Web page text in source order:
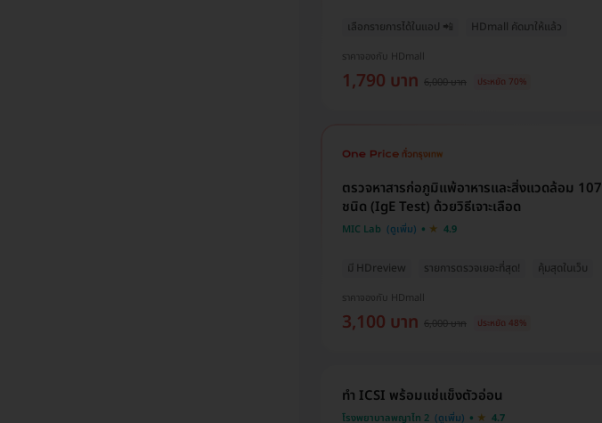
เลือกรายการได้ในแอป 📲 HDmall คัดมาให้แล้ว
ราคาจองกับ HDmall
1,790 บาท 6,000 บาท ประหยัด 70%
มี HDreview รายการตรวจเยอะที่สุด! คุ้มสุดในเว็บ
ตรวจหาสารก่อภูมิแพ้อาหารและสิ่งแวดล้อม 107
ชนิด (IgE Test) ด้วยวิธีเจาะเลือด
MIC Lab 4.9
ราคาจองกับ HDmall
3,100 บาท 6,000 บาท ประหยัด 48%
ทำ ICSI พร้อมแช่แข็งตัวอ่อน
โรงพยาบาลพญาไท 2 4.7